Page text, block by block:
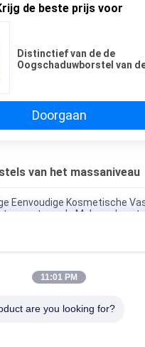
de beste prijs voor
Distinctief van de de
Oogschaduwborstel van
voor Aanzetten
Doorgaan
van het massaniveau
Eenvoudige Kosmetische
van de Make-
de Make-upborstels
Kosmetische
Essentiële Make-up
11:01 PM
are you looking for?